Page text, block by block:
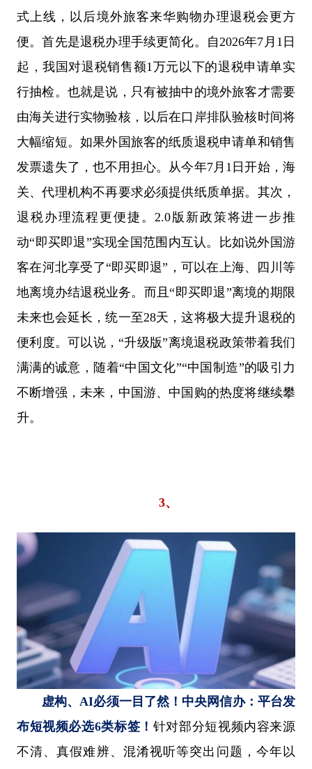
式上线，以后境外旅客来华购物办理退税会更方
便。首先是退税办理手续更简化。自2026年7月1日
起，我国对退税销售额1万元以下的退税申请单实
行抽检。也就是说，只有被抽中的境外旅客才需要
由海关进行实物验核，以后在口岸排队验核时间将
大幅缩短。如果外国旅客的纸质退税申请单和销售
发票遗失了，也不用担心。从今年7月1日开始，海
关、代理机构不再要求必须提供纸质单据。其次，
退税办理流程更便捷。2.0版新政策将进一步推
动“即买即退”实现全国范围内互认。比如说外国游
客在河北享受了“即买即退”，可以在上海、四川等
地离境办结退税业务。而且“即买即退”离境的期限
未来也会延长，统一至28天，这将极大提升退税的
便利度。可以说，“升级版”离境退税政策带着我们
满满的诚意，随着“中国文化”“中国制造”的吸引力
不断增强，未来，中国游、中国购的热度将继续攀
升。
3、
虚构、AI必须一目了然！中央网信办：平台发
布短视频必选6类标签！ 针对部分短视频内容来源
不清、真假难辨、混淆视听等突出问题，今年以